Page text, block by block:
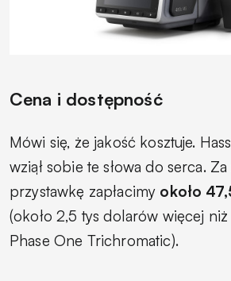
Cena i dostępność
Mówi się, że jakość kosztuje.
wziął sobie te słowa do serca.
przystawkę zapłacimy około
(około 2,5 tys dolarów więcej
Phase One Trichromatic).